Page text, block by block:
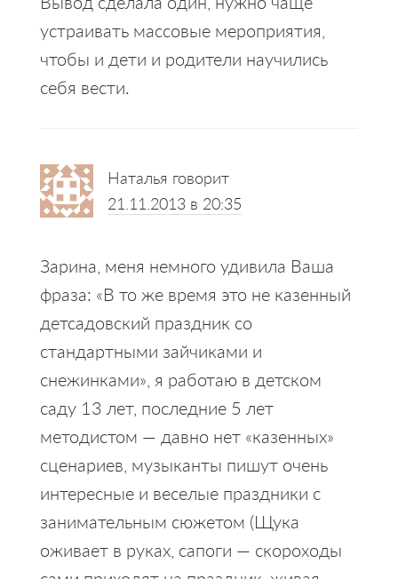
устраивать массовые мероприятия,
чтобы и дети и родители научились
себя вести.
Наталья говорит
21.11.2013 в 20:35
Зарина, меня немного удивила Ваша
фраза: «В то же время это не казенный
детсадовский праздник со
стандартными зайчиками и
снежинками», я работаю в детском
саду 13 лет, последние 5 лет
методистом — давно нет «казенных»
сценариев, музыканты пишут очень
интересные и веселые праздники с
занимательным сюжетом (Щука
оживает в руках, сапоги — скороходы